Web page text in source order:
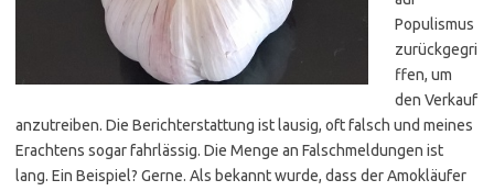
Populismus
zurückgegri
ffen, um
den Verkauf
anzutreiben. Die Berichterstattung ist lausig, oft falsch und meines
Erachtens sogar fahrlässig. Die Menge an Falschmeldungen ist
lang. Ein Beispiel? Gerne. Als bekannt wurde, dass der Amokläufer